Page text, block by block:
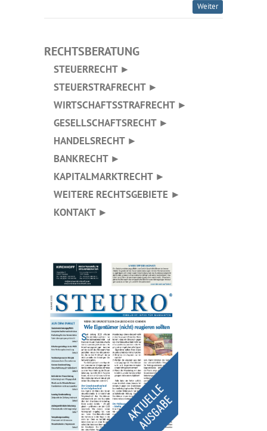
Weiter
RECHTSBERATUNG
STEUERRECHT ►
STEUERSTRAFRECHT ►
WIRTSCHAFTSSTRAFRECHT ►
GESELLSCHAFTSRECHT ►
HANDELSRECHT ►
BANKRECHT ►
KAPITALMARKTRECHT ►
WEITERE RECHTSGEBIETE ►
KONTAKT ►